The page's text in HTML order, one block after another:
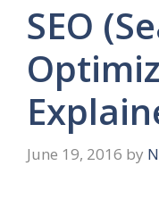
SEO
June 19, 2016 by